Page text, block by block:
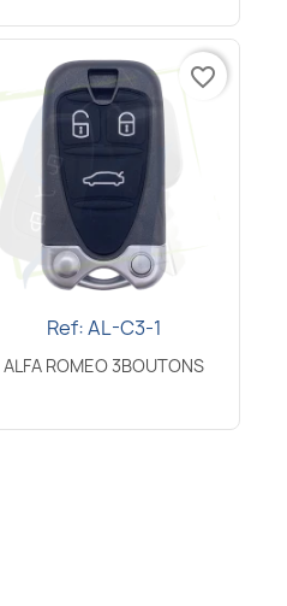
Snel bekijken
Ref: AL-C3-1
ALFA ROMEO 3BOUTONS
favorite_border